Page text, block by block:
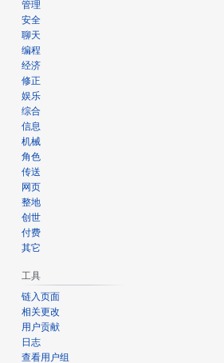
管理
安全
聊天
编程
经济
修正
娱乐
综合
信息
机械
角色
传送
网页
整地
创世
付费
其它
工具
链入页面
相关更改
用户贡献
日志
查看用户组